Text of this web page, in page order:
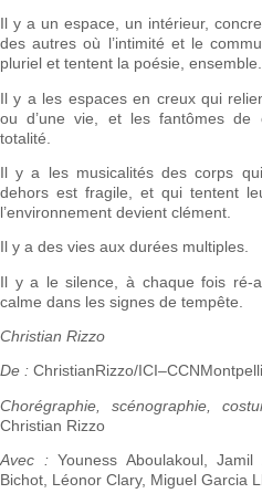
Il y a un espace, un intérieur,
des autres où l’intimité et le
pluriel et tentent la poésie, ensemble.
Il y a les espaces en creux qui
ou d’une vie, et les fantômes de
totalité.
Il y a les musicalités des corps qui
dehors est fragile, et qui tentent
l’environnement devient clément.
Il y a des vies aux durées multiples.
Il y a le silence, à chaque fois ré-
calme dans les signes de tempête.
Christian Rizzo
De : ChristianRizzo/
Chorégraphie, scénographie,
Christian Rizzo
Avec :Youness Aboulakoul,
Bichot, Léonor Clary, Miguel Garcia